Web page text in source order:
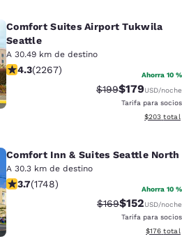
Comfort Suites Airport Tukwila
Seattle
A 30.49 km de destino
calificación de 4.3 estrellas.
4.3(2267) Ahorra 10 %
Precio tachado:
$199Precio con
$179USD/noche
Tarifa para socios
Ver
$203 total
Comfort Inn & Suites Seattle North
A 30.3 km de destino
calificación de 3.74 estrellas. Bueno.
3.7(1748) Ahorra 10 %
Precio tachado:
$169Precio con
$152USD/noche
Tarifa para socios
Ver
$176 total